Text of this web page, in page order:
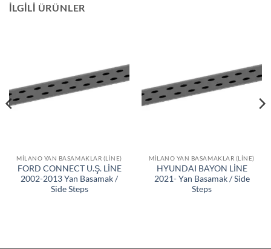
İLGILI ÜRÜNLER
MILANO YAN BASAMAKLAR (LINE)
FORD CONNECT U.Ş. LİNE
2002-2013 Yan Basamak /
Side Steps
MILANO YAN BASAMAKLAR (LINE)
HYUNDAI BAYON LİNE
2021- Yan Basamak / Side
Steps